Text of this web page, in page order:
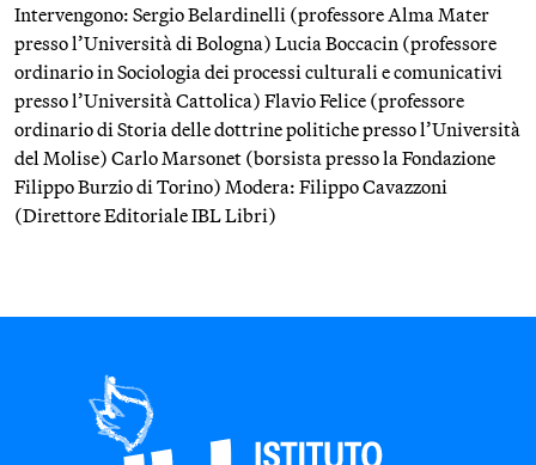
Intervengono: Sergio Belardinelli (professore Alma Mater
presso l’Università di Bologna) Lucia Boccacin (professore
ordinario in Sociologia dei processi culturali e comunicativi
presso l’Università Cattolica) Flavio Felice (professore
ordinario di Storia delle dottrine politiche presso l’Università
del Molise) Carlo Marsonet (borsista presso la Fondazione
Filippo Burzio di Torino) Modera: Filippo Cavazzoni
(Direttore Editoriale IBL Libri)